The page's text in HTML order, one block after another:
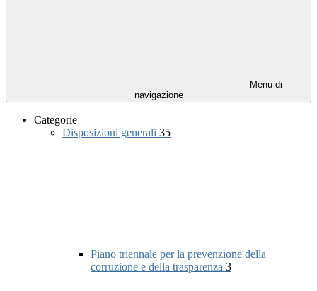
Menu di
navigazione
Categorie
Disposizioni generali 35
Piano triennale per la prevenzione della
corruzione e della trasparenza 3